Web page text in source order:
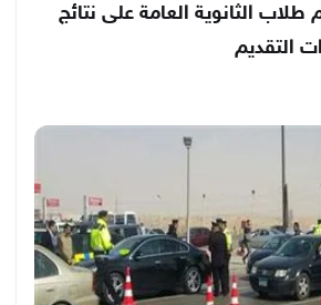
الثانوية العامة على نتائج
التقديم